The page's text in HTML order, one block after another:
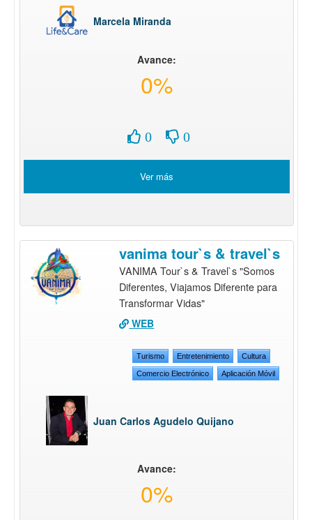
Marcela Miranda
Avance:
0%
0 0
Ver más
vanima tour`s & travel`s
VANIMA Tour`s & Travel`s "Somos
Diferentes, Viajamos Diferente para
Transformar Vidas"
WEB
Turismo Entretenimiento Cultura
Comercio Electrónico Aplicación Móvil
Juan Carlos Agudelo Quijano
Avance:
0%